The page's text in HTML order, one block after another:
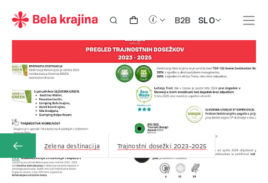
B2B SLO
Zelena destinacija Trajnostni dosežki 2023-2025